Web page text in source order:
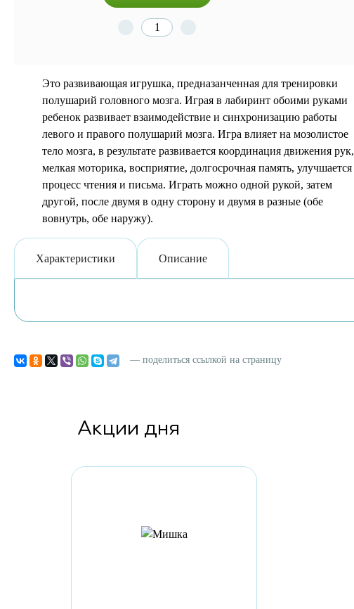
Это развивающая игрушка, предназанченная для тренировки
полушарий головного мозга. Играя в лабиринт обоими руками
ребенок развивает взаимодействие и синхронизацию работы
левого и правого полушарий мозга. Игра влияет на мозолистое
тело мозга, в результате развивается координация движения рук,
мелкая моторика, восприятие, долгосрочная память, улучшается
процесс чтения и письма. Играть можно одной рукой, затем
другой, после двумя в одну сторону и двумя в разные (обе
вовнутрь, обе наружу).
Характеристики Описание
— поделиться ссылкой на страницу
Акции дня